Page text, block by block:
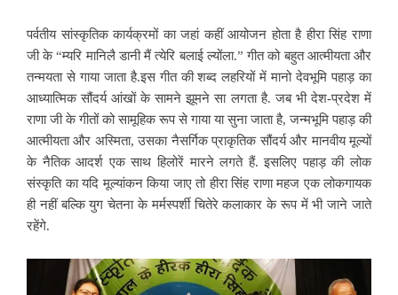
पर्वतीय सांस्कृतिककार्यक्रमों का जहां कहीं आयोजन होता है हीरा सिंह राणा
जी के “म्यरि मानिलै डानी मैं त्येरि बलाई ल्योंला.” गीत को बहुत आत्मीयता और
तन्मयता से गाया जाता है.इस गीत की शब्द लहरियों में मानो देवभूमि पहाड़ का
आध्यात्मिक सौंदर्य आंखों के सामने झूमने सा लगता है. जब भी देश-प्रदेश में
राणा जी के गीतों को सामूहिक रूप से गाया या सुना जाता है, जन्मभूमि पहाड़ की
आत्मीयता और अस्मिता, उसका नैसर्गिक प्राकृतिक सौंदर्य और मानवीयमूल्यों
के नैतिक आदर्श एक साथ हिलोरें मारने लगते हैं. इसलिए पहाड़ की लोक
संस्कृति का यदि मूल्यांकन किया जाए तो हीरा सिंह राणा महज एक लोकगायक
ही नहीं बल्कि युग चेतना के मर्मस्पर्शी चितेरे कलाकार के रूप में भी जाने जाते
रहेंगे.